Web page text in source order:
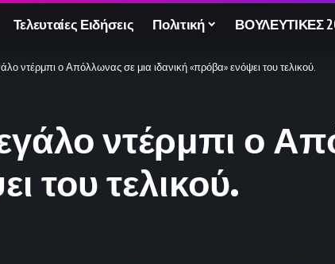
Τελευταίες Ειδήσεις Πολιτική ΒΟΥΛΕΥΤΙΚΕΣ
ντέρμπι ο Απόλλωνας σε μια ιδανική «πρόβα» ενόψει του τελικού.
ντέρμπι ο
του τελικού.